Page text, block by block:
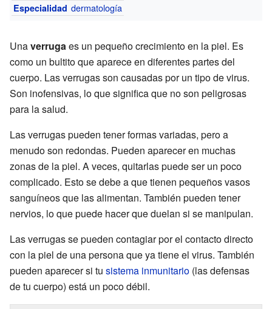
Especialidad dermatología
Unaverrugaes un pequeño crecimiento en la piel. Es
como un bultito que aparece en diferentes partes del
cuerpo. Las verrugas son causadas por un tipo de virus.
Son inofensivas, lo que significa que no son peligrosas
para la salud.
Las verrugas pueden tener formas variadas, pero a
menudo son redondas. Pueden aparecer en muchas
zonas de la piel. A veces, quitarlas puede ser un poco
complicado. Esto se debe a que tienen pequeños vasos
sanguíneos que las alimentan. También pueden tener
nervios, lo que puede hacer que duelan si se manipulan.
Las verrugas se pueden contagiar por el contacto directo
con la piel de una persona que ya tiene el virus. También
pueden aparecer si tu sistema inmunitario (las defensas
de tu cuerpo) está un poco débil.